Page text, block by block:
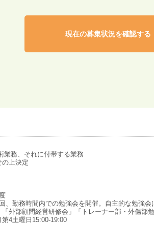
現在の募集状況を確認する
業務、それに付帯する業務
上決定
度
、勤務時間内での勉強会を開催。自主的な勉強会
外部顧問経営研修会」「トレーナー部・外傷部
4土曜日15:00-19:00